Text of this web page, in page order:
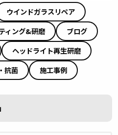
ウインドガラスリペア
ィング&研磨
ブログ
ヘッドライト再生研磨
抗菌
施工事例